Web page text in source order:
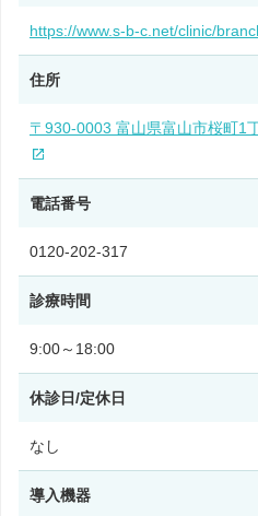
https://www.s-b-c.net/clinic/
住所
〒930-0003 富山県富山市桜町1
電話番号
0120-202-317
診療時間
9:00～18:00
休診日/定休日
なし
導入機器